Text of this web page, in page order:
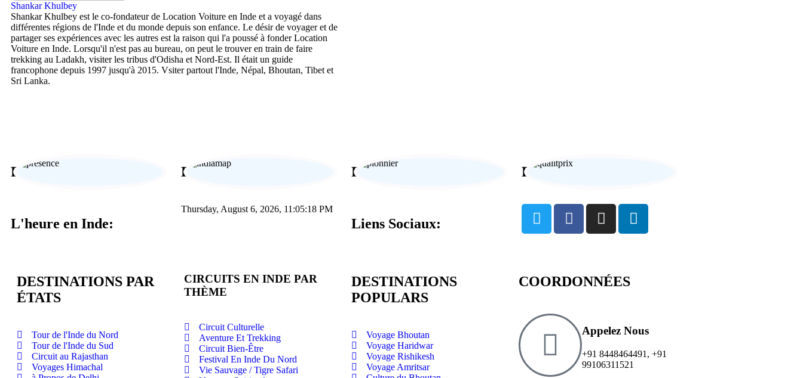
Shankar Khulbey
Shankar Khulbey est le co-fondateur de Location Voiture en Inde et a voyagé dans
différentes régions de l'Inde et du monde depuis son enfance. Le désir de voyager et de
partager ses expériences avec les autres est la raison qui l'a poussé à fonder Location
Voiture en Inde. Lorsqu'il n'est pas au bureau, on peut le trouver en train de faire
trekking au Ladakh, visiter les tribus d'Odisha et Nord-Est. Il était un guide
francophone depuis 1997 jusqu'à 2015. Vsiter partout l'Inde, Népal, Bhoutan, Tibet et
Sri Lanka.
Expertise locale Expérience sur-mesure Paiement sécurisé Engagement responsable
L'heure en Inde:
Thursday, August 6, 2026, 11:05:19 PM
Liens Sociaux:
DESTINATIONS PAR
ÉTATS
Tour de l'Inde du Nord
Tour de l'Inde du Sud
Circuit au Rajasthan
Voyages Himachal
CIRCUITS EN INDE PAR
THÈME
Circuit Culturelle
Aventure Et Trekking
Circuit Bien-Être
Festival En Inde Du Nord
Vie Sauvage / Tigre Safari
DESTINATIONS
POPULARS
Voyage Bhoutan
Voyage Haridwar
Voyage Rishikesh
Voyage Amritsar
COORDONNÉES
Appelez Nous
+91 8448464491 , +91
99106311521